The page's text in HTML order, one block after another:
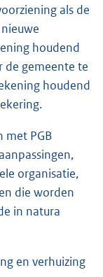
als de
houdend
de gemeente te
houdend
met PGB
organisatie,
die worden
in natura
en verhuizing